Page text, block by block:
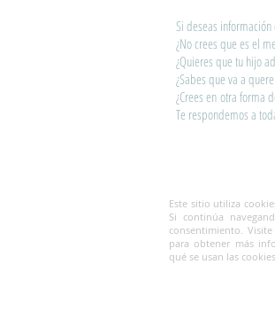
Si deseas
¿No crees que es el
¿Quieres que tu hijo
¿Sabes que va a
¿Crees en otra forma
Te respondemos a
Este sitio utiliza
Si continúa
consentimiento.
para obtener más
qué se usan las